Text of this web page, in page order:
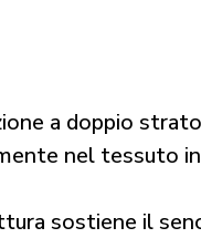
a doppio
nel tessuto
sostiene il